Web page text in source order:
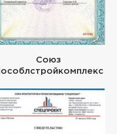
Союз